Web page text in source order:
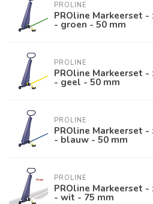
PROLINE
PROline Markeerset
- groen - 50 mm
PROLINE
PROline Markeerset
- geel - 50 mm
PROLINE
PROline Markeerset
- blauw - 50 mm
PROLINE
PROline Markeerset
- wit - 75 mm